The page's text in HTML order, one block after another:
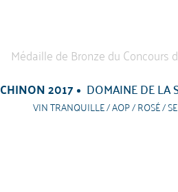
CHINON 2017 DOMAINE DE LA
VIN TRANQUILLE / AOP / ROSÉ /